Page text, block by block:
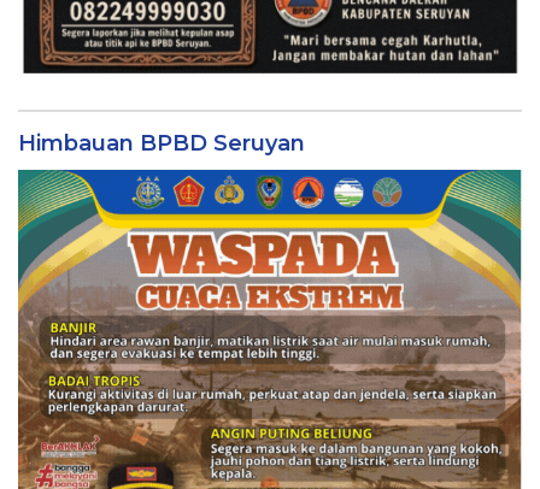
Himbauan BPBD Seruyan